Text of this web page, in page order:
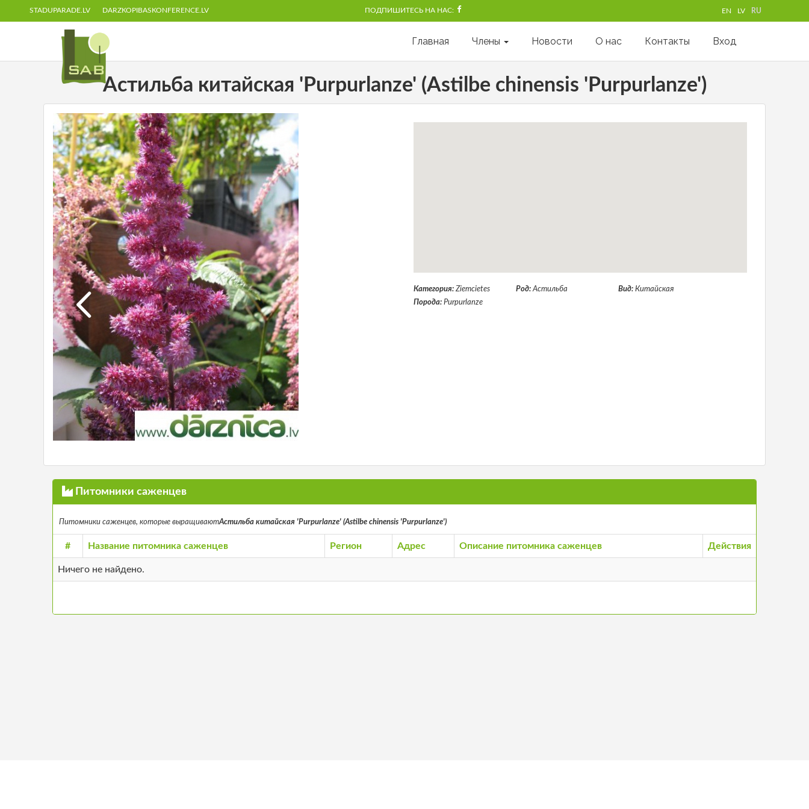
STADUPARADE.LV DARZKOPIBASKONFERENCE.LV ПОДПИШИТЕСЬ НА НАС: EN LV RU
Главная Члены Новости О нас Контакты Вход
Астильба китайская 'Purpurlanze' (Astilbe chinensis 'Purpurlanze')
Категория: Ziemcietes Род: Астильба Вид: Китайская
Порода: Purpurlanze
Питомники саженцев
Питомники саженцев, которые выращиваютАстильба китайская 'Purpurlanze' (Astilbe chinensis 'Purpurlanze')
# Название питомника саженцев Регион Адрес Описание питомника саженцев Действия
Ничего не найдено.